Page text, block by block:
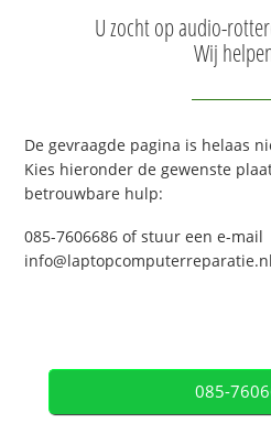
U zocht op audio-
Wij
De gevraagde pagina is helaas
Kies hieronder de gewenste
betrouwbare hulp:
085-7606686 of stuur een e-mail
info@laptopcomputerreparatie.nl
085-